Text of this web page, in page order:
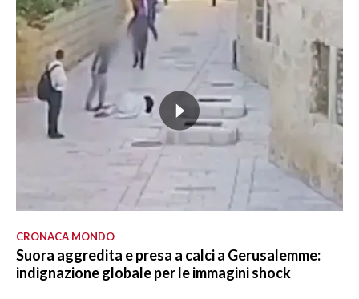
CRONACA MONDO
Suora aggredita e presa a calci a Gerusalemme:
indignazione globale per le immagini shock